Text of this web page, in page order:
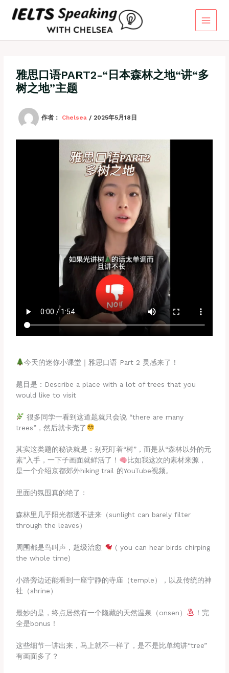
雅思口语PART2-“日本森林之地“讲“多
树之地”主题
作者： Chelsea / 2025年5月18日
今天的迷你小课堂｜雅思口语 Part 2 灵感来了！
题目是：Describe a place with a lot of trees that you
would like to visit
很多同学一看到这道题就只会说 “there are many
trees”，然后就卡壳了
其实这类题的秘诀就是：别死盯着“树”，而是从“森林以外的元
素”入手，一下子画面就鲜活了！
比如我这次的素材来源，
是一个介绍京都郊外hiking trail 的YouTube视频。
里面的氛围真的绝了：
森林里几乎阳光都透不进来（sunlight can barely filter
through the leaves）
周围都是鸟叫声，超级治愈
( you can hear birds chirping
the whole time)
小路旁边还能看到一座宁静的寺庙（temple），以及传统的神
社（shrine）
最妙的是，终点居然有一个隐藏的天然温泉（onsen）
！完
全是bonus！
这些细节一讲出来，马上就不一样了，是不是比单纯讲“tree”
有画面多了？